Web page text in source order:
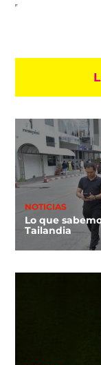
NOTICIAS
Lo que
Tailandia